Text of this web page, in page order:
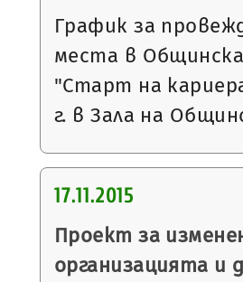
График за
места в
"Старт на
г. в Зала на
17.11.2015
Проект за
организацията